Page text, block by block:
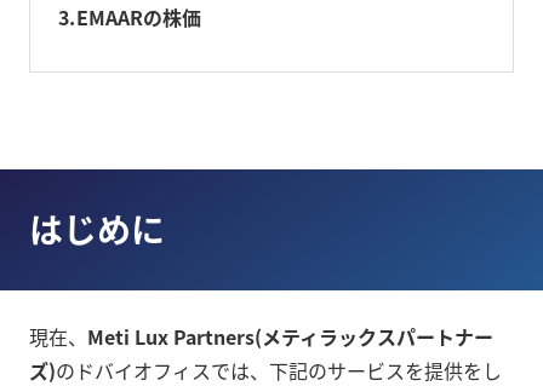
3 EMAARの株価
はじめに
現在、 Meti Lux Partners(メティラックスパートナー
ズ)のドバイオフィスでは、下記のサービスを提供をし